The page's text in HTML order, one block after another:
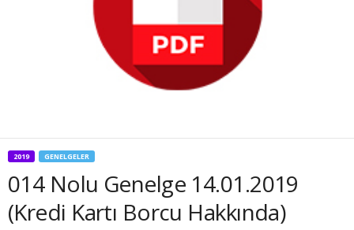
2019 GENELGELER
014 Nolu Genelge 14.01.2019
(Kredi Kartı Borcu Hakkında)